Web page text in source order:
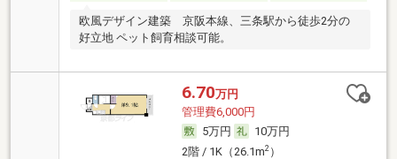
欧風デザイン建築 京阪本線、三条駅から徒歩2分の
好立地 ペット飼育相談可能。
6.70万円
管理費6,000円
5万円
10万円
2階 / 1K（26.1m2）